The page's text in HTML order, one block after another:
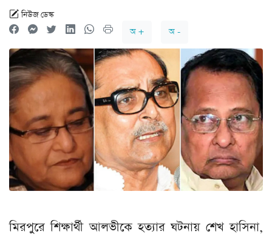
নিউজ ডেস্ক
অ +
অ -
মিরপুরে শিক্ষার্থী আলভীকে হত্যার ঘটনায় শেখ হাসিনা,